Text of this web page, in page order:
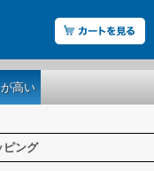
高い
ピング